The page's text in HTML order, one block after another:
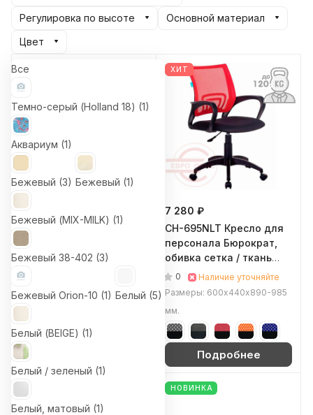
Регулировка по высоте
Основной материал
Цвет
Все
Темно-серый (Holland 18) (1)
Аквариум (1)
Бежевый (3) Бежевый (1)
Бежевый (MIX-MILK) (1)
Бежевый 38-402 (3)
Бежевый Orion-10 (1) Белый (5)
Белый (BEIGE) (1)
Белый / зеленый (1)
Белый, матовый (1)
СПЕЦЦЕНА
5 490 ₽
CH-1300N Престиж+
Кресло для персонала
Бюрократ, обивка ткань
(Бордовый (Cherry 15-11))
Размеры: 560х405-
425х1000-1140 мм.
ХИТ
7 280 ₽
CH-695NLT Кресло для
персонала Бюрократ,
обивка сетка / ткань
(Красная сетка, чёрная
ткань (TW-35N+TW-11))
0
Наличие уточняйте
Размеры: 600х440х890-985
мм.
Подробнее
НОВИНКА